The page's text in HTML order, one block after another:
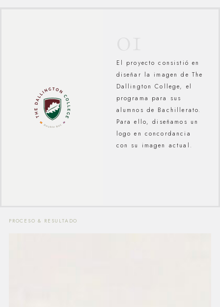
El proyecto consistió en
diseñar la imagen de The
Dallington College, el
programa para sus
alumnos de Bachillerato.
Para ello, diseñamos un
logo en concordancia
con su imagen actual.
PROCESO & RESULTADO